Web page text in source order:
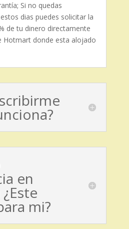
Si no quedas
dias puedes solicitar la
de tu dinero directamente
Hotmart donde esta alojado
en
mi?